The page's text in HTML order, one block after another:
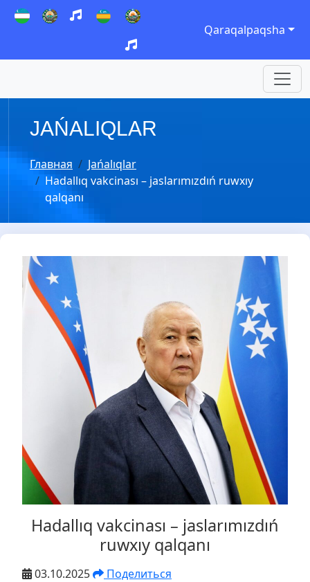
Qaraqalpaqsha
JAŃALIQLAR
Главная
Jańalıqlar
Hadallıq vakcinası – jaslarımızdıń ruwxıy
qalqanı
Hadallıq vakcinası – jaslarımızdıń
ruwxıy qalqanı
03.10.2025
Поделиться